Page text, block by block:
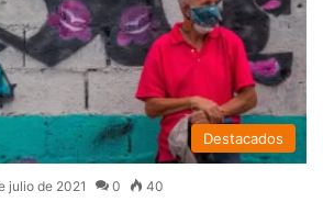
Destacados
julio de 2021 0 40